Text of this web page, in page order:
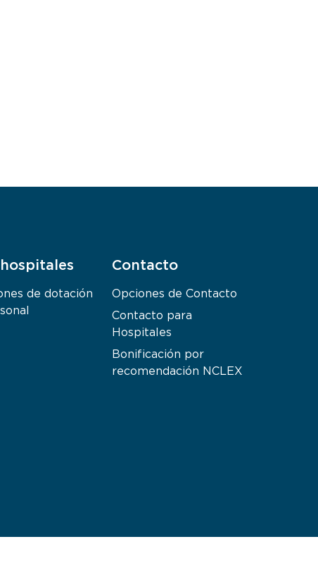
de dotación
Contacto
Opciones de Contacto
Contacto para
Hospitales
Bonificación por
recomendación NCLEX